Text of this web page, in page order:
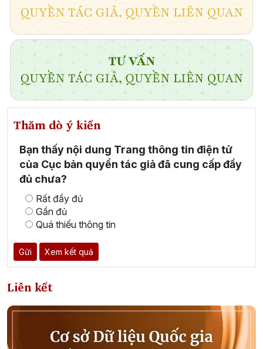
Thăm dò ý kiến
Bạn thấy nội dung Trang thông tin điện tử
của Cục bản quyền tác giả đã cung cấp đầy
đủ chưa?
Rất đầy đủ
Gần đủ
Quá thiếu thông tin
Gửi Xem kết quả
Liên kết